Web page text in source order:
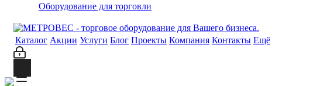
Оборудование для торговли
Каталог Акции Услуги Блог Проекты Компания Контакты Ещё